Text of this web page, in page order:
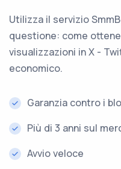
Utilizza il servizio
questione: come
visualizzazioni in X -
economico.
Garanzia contro i
Più di 3 anni sul
Avvio veloce